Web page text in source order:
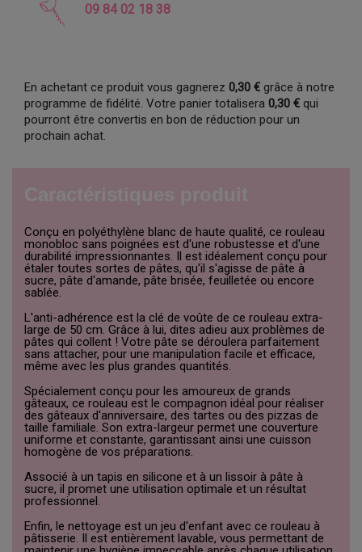
09 84 02 18 38
En achetant ce produit vous gagnerez 0,30 € grâce à notre
programme de fidélité. Votre panier totalisera 0,30 € qui
pourront être convertis en bon de réduction pour un
prochain achat.
Conçu en polyéthylène blanc de haute qualité, ce rouleau
monobloc sans poignées est d'une robustesse et d'une
durabilité impressionnantes. Il est idéalement conçu pour
étaler toutes sortes de pâtes, qu'il s'agisse de pâte à
sucre, pâte d'amande, pâte brisée, feuilletée ou encore
sablée.
L'anti-adhérence est la clé de voûte de ce rouleau extra-
large de 50 cm. Grâce à lui, dites adieu aux problèmes de
pâtes qui collent ! Votre pâte se déroulera parfaitement
sans attacher, pour une manipulation facile et efficace,
même avec les plus grandes quantités.
Spécialement conçu pour les amoureux de grands
gâteaux, ce rouleau est le compagnon idéal pour réaliser
des gâteaux d'anniversaire, des tartes ou des pizzas de
taille familiale. Son extra-largeur permet une couverture
uniforme et constante, garantissant ainsi une cuisson
homogène de vos préparations.
Associé à un tapis en silicone et à un lissoir à pâte à
sucre, il promet une utilisation optimale et un résultat
professionnel.
Enfin, le nettoyage est un jeu d'enfant avec ce rouleau à
pâtisserie. Il est entièrement lavable, vous permettant de